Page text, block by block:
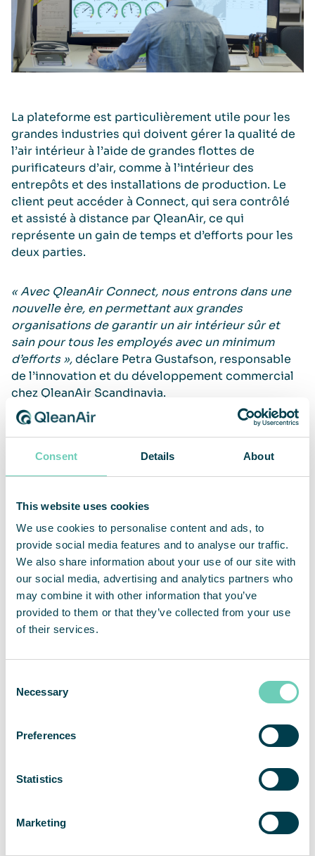
Consent Details About
This website uses cookies
We use cookies to personalise content and ads, to
provide social media features and to analyse our traffic.
We also share information about your use of our site with
our social media, advertising and analytics partners who
may combine it with other information that you’ve
provided to them or that they’ve collected from your use
of their services.
Selection
Necessary
Preferences
Statistics
Marketing
La plateforme est particulièrement utile pour les
grandes industries qui doivent gérer la qualité de
l’air intérieur à l’aide de grandes flottes de
purificateurs d’air, comme à l’intérieur des
entrepôts et des installations de production. Le
client peut accéder à Connect, qui sera contrôlé
et assisté à distance par QleanAir, ce qui
représente un gain de temps et d’efforts pour les
deux parties.
« Avec QleanAir Connect, nous entrons dans une
nouvelle ère, en permettant aux grandes
organisations de garantir un air intérieur sûr et
sain pour tous les employés avec un minimum
d’efforts »,déclare Petra Gustafson, responsable
de l’innovation et du développement commercial
chez QleanAir Scandinavia.
avec deux des purificateurs d’air les plus utilisés :
à être intégrée aux systèmes de gestion des
En savoir plus
QleanAir Connect – page produit
Première de QleanAir Connect et FS 90 Ceiling –
cas client